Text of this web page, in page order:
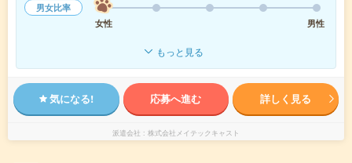
男女比率
女性
男性
もっと見る
気になる! 応募へ進む 詳しく見る
派遣会社 株式会社メイテックキャスト